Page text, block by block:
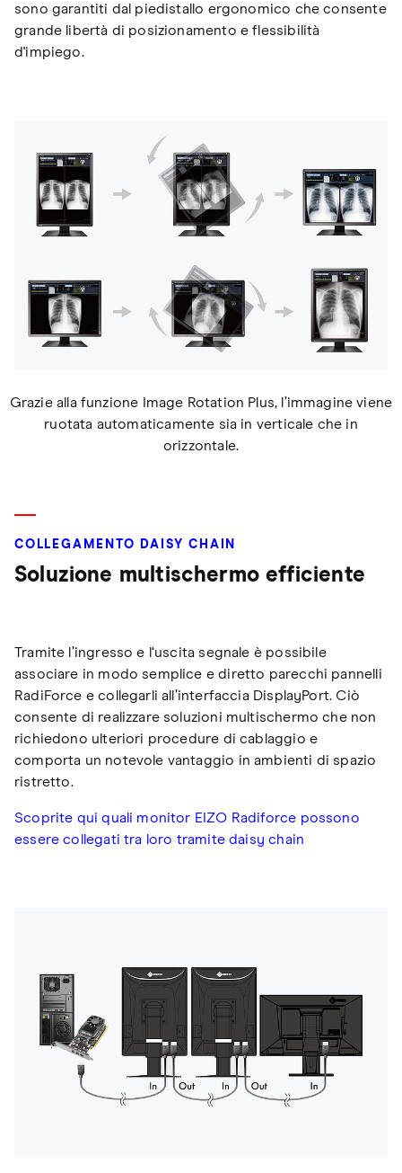
sono garantiti dal piedistallo ergonomico che consente
grande libertà di posizionamento e flessibilità
d'impiego.
Grazie alla funzione Image Rotation Plus, l’immagine viene
ruotata automaticamente sia in verticale che in
orizzontale.
COLLEGAMENTO DAISY CHAIN
Soluzione multischermo efficiente
Tramite l’ingresso e l‘uscita segnale è possibile
associare in modo semplice e diretto parecchi pannelli
RadiForce e collegarli all’interfaccia DisplayPort. Ciò
consente di realizzare soluzioni multischermo che non
richiedono ulteriori procedure di cablaggio e
comporta un notevole vantaggio in ambienti di spazio
ristretto.
Scoprite qui quali monitor EIZO Radiforce possono
essere collegati tra loro tramite daisy chain